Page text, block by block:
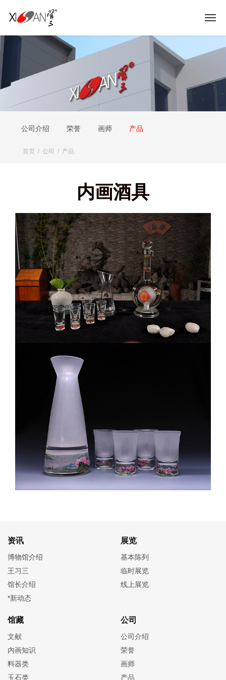
公司介绍 荣誉 画师 产品
首页 / 公司 / 产品
内画酒具
资讯
博物馆介绍
王习三
馆长介绍
*新动态
展览
基本陈列
临时展览
线上展览
馆藏
文献
内画知识
料器类
玉石类
公司
公司介绍
荣誉
画师
产品